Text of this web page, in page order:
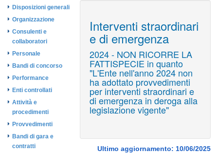
Disposizioni generali
Organizzazione
Consulenti e
collaboratori
Personale
Bandi di concorso
Performance
Enti controllati
Attività e
procedimenti
Provvedimenti
Bandi di gara e
contratti
Interventi straordinari
e di emergenza
2024 - NON RICORRE LA
FATTISPECIE in quanto
"L'Ente nell'anno 2024 non
ha adottato provvedimenti
per interventi straordinari e
di emergenza in deroga alla
legislazione vigente"
Ultimo aggiornamento: 10/06/2025